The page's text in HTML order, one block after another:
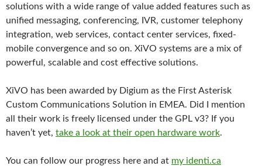
solutions with a wide range of value added features such as
unified messaging, conferencing, IVR, customer telephony
integration, web services, contact center services, fixed-
mobile convergence and so on. XiVO systems are a mix of
powerful, scalable and cost effective solutions.
XiVO has been awarded by Digium as the First Asterisk
Custom Communications Solution in EMEA. Did I mention
all their work is freely licensed under the GPL v3? If you
haven’t yet, take a look at their open hardware work.
You can follow our progress here and at my identi.ca